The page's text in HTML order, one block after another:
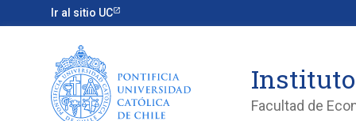
Ir al sitio UC
Facultad de